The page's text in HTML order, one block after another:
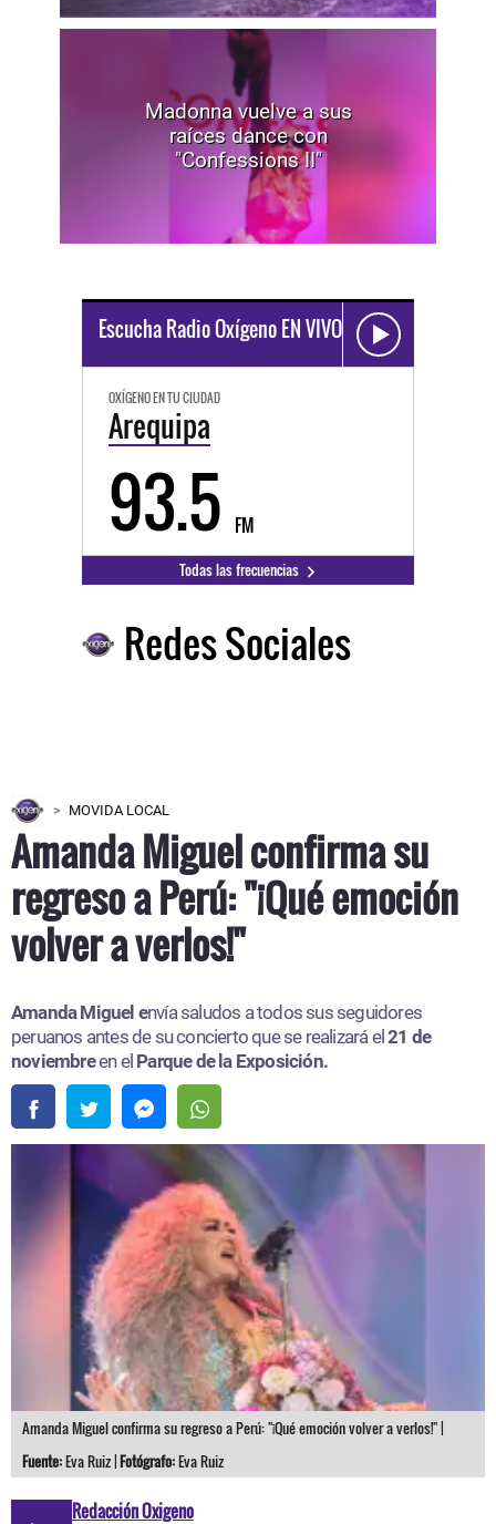
Madonna vuelve a sus
raíces dance con
"Confessions II"
Escucha Radio Oxígeno EN VIVO
OXÍGENO EN TU CIUDAD
Arequipa
93.5 FM
Todas las frecuencias
Redes Sociales
MOVIDA LOCAL
Amanda Miguel confirma su
regreso a Perú: "¡Qué emoción
volver a verlos!"
Amanda Miguel envía saludos a todos sus seguidores
peruanos antes de su concierto que se realizará el21 de
noviembreen el Parque de la Exposición.
Amanda Miguel confirma su regreso a Perú: "¡Qué emoción volver a verlos!" |
Fuente:Eva Ruiz |Fotógrafo:Eva Ruiz
Redacción Oxigeno